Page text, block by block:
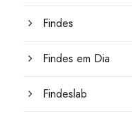
Findes
Findes em Dia
Findeslab